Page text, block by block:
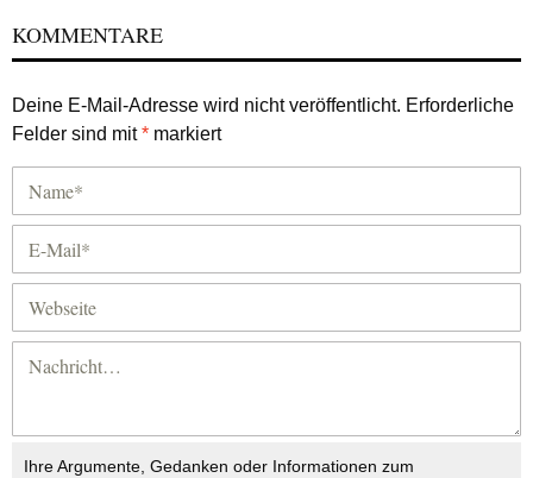
KOMMENTARE
Deine E-Mail-Adresse wird nicht veröffentlicht. Erforderliche
Felder sind mit* markiert
Ihre Argumente, Gedanken oder Informationen zum